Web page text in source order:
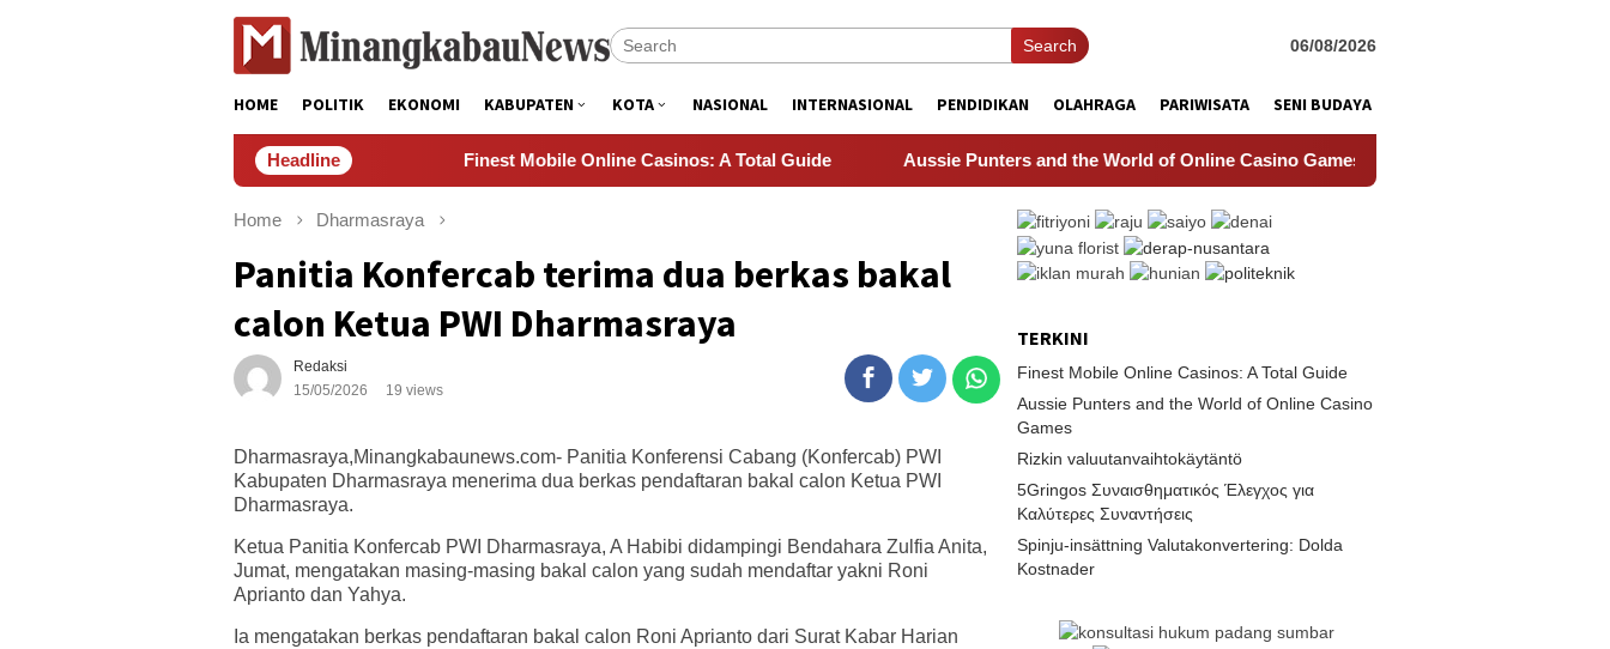
Search 06/08/2026
HOME POLITIK EKONOMI KABUPATEN KOTA NASIONAL INTERNASIONAL PENDIDIKAN OLAHRAGA PARIWISATA SENI BUDAYA
Headline Finest Mobile Online Casinos: A Total Guide Aussie Punters and the World of Online Casino Games
Home Dharmasraya
Panitia Konfercab terima dua berkas bakal
calon Ketua PWI Dharmasraya
Redaksi
15/05/2026
19 views
Dharmasraya,Minangkabaunews.com- Panitia Konferensi Cabang (Konfercab) PWI
Kabupaten Dharmasraya menerima dua berkas pendaftaran bakal calon Ketua PWI
Dharmasraya.
Ketua Panitia Konfercab PWI Dharmasraya, A Habibi didampingi Bendahara Zulfia Anita,
Jumat, mengatakan masing-masing bakal calon yang sudah mendaftar yakni Roni
Aprianto dan Yahya.
Ia mengatakan berkas pendaftaran bakal calon Roni Aprianto dari Surat Kabar Harian
TERKINI
Finest Mobile Online Casinos: A Total Guide
Aussie Punters and the World of Online Casino
Games
Rizkin valuutanvaihtokäytäntö
5Gringos Συναισθηματικός Έλεγχος για
Καλύτερες Συναντήσεις
Spinju-insättning Valutakonvertering: Dolda
Kostnader